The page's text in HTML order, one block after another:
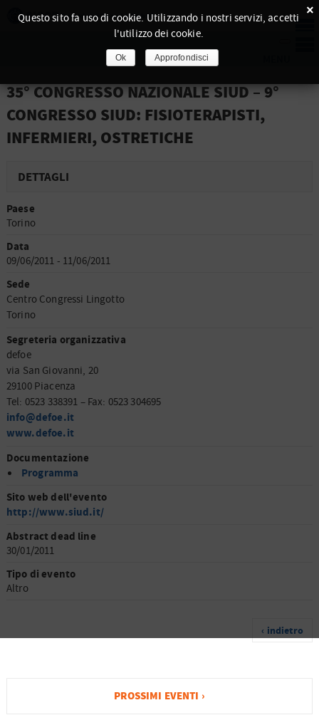
35° CONGRESSO NAZIONALE SIUD – 9°
CONGRESSO SIUD: FISIOTERAPISTI,
INFERMIERI, OSTRETICHE
DETTAGLI
Paese
Torino
Data
09/06/2011 - 11/06/2011
Sede
Centro Congressi Lingotto
Torino
Segreteria organizzativa
defoe
via San Giovanni, 20
29100 Piacenza
Tel: 0523 338391 – Fax: 0523 304695
info@defoe.it
www.defoe.it
Documentazione
Programma
Sito web dell'evento
http://www.siud.it/
Abstract dead line
30/01/2011
Tipo di evento
Altro
‹ indietro
PROSSIMI EVENTI ›
×
Questo sito fa uso di cookie. Utilizzando i nostri servizi, accetti
l'utilizzo dei cookie.
Ok Approfondisci